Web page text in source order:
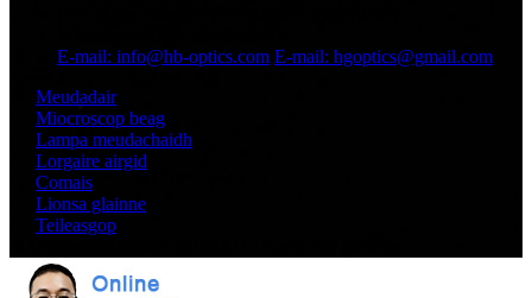
E-mail: info@hb-optics.com E-mail: hgoptics@gmail.com
Meudadair
Miocroscop beag
Lampa meudachaidh
Lorgaire airgid
Comais
Lionsa glainne
Teileasgop